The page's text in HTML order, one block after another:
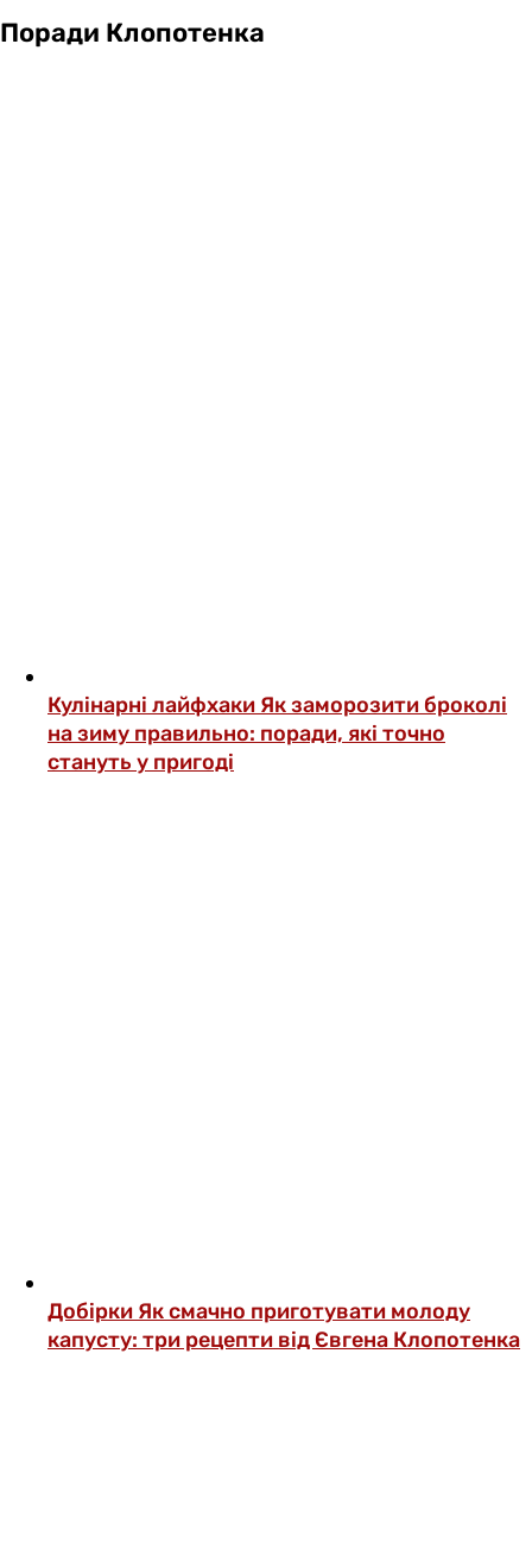
Поради Клопотенка
Кулінарні лайфхаки Як заморозити броколі
на зиму правильно: поради, які точно
стануть у пригоді
Добірки Як смачно приготувати молоду
капусту: три рецепти від Євгена Клопотенка